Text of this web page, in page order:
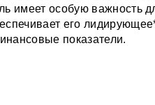
имеет особую важность
его
показатели.